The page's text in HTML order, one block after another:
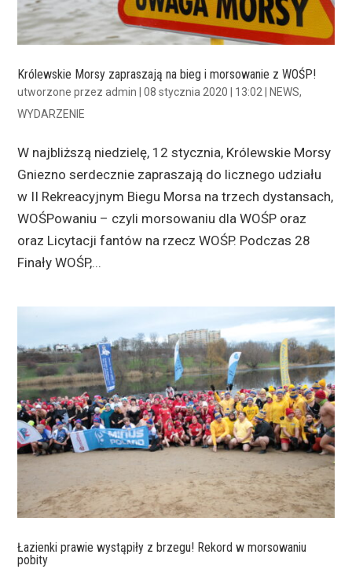
Królewskie Morsy zapraszają na bieg i morsowanie z WOŚP!
utworzone przezadmin |08 stycznia 2020 | 13:02 NEWS,
WYDARZENIE
W najbliższą niedzielę, 12 stycznia, Królewskie Morsy
Gniezno serdecznie zapraszają do licznego udziału
w II Rekreacyjnym Biegu Morsa na trzech dystansach,
WOŚPowaniu – czyli morsowaniu dla WOŚP oraz
oraz Licytacji fantów na rzecz WOŚP. Podczas 28
Finały WOŚP,...
Łazienki prawie wystąpiły z brzegu! Rekord w morsowaniu
pobity